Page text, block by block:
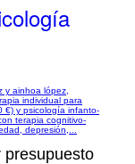
y ainhoa lópez,
individual para
€) y psicología infanto-
terapia cognitivo-
depresión,...
presupuesto